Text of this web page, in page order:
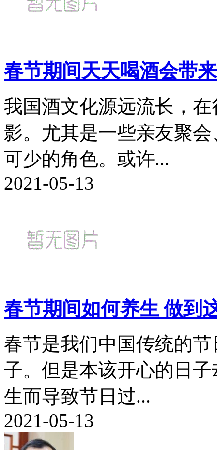
春节期间天天喝酒会带
我国酒文化源远流长，
影。尤其是一些亲友聚
可少的角色。或许...
2021-05-13
春节期间如何养生 做到
春节是我们中国传统的
子。但是本该开心的日
生而导致节日过...
2021-05-13